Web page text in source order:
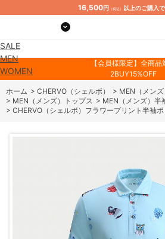
16,500円 （税込） 以上のご購入
SALE
MEN
WOMEN
【会員様限定】全商品
2BUY15%OFF
ホーム > CHERVO（シェルボ） > MEN（メンズ
> MEN（メンズ）トップス > MEN（メンズ）半
> CHERVO（シェルボ）フラワープリント半袖